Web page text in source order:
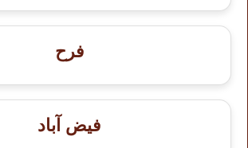
فرح
فیض آباد